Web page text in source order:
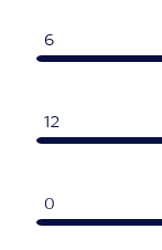
6
12
0